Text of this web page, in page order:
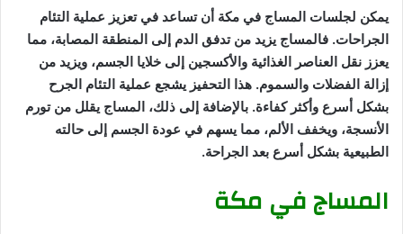
يمكن لجلسات المساج في مكة أن تساعد في تعزيز عملية التئام
الجراحات. فالمساج يزيد من تدفق الدم إلى المنطقة المصابة، مما
يعزز نقل العناصر الغذائية والأكسجين إلى خلايا الجسم، ويزيد من
إزالة الفضلات والسموم. هذا التحفيز يشجع عملية التئام الجرح
بشكل أسرع وأكثر كفاءة. بالإضافة إلى ذلك، المساج يقلل من تورم
الأنسجة، ويخفف الألم، مما يسهم في عودة الجسم إلى حالته
الطبيعية بشكل أسرع بعد الجراحة.
المساج في مكة